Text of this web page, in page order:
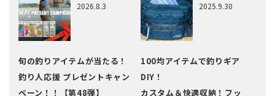
2026.8.3
旬の釣りアイテムが当たる！
釣り人応援 プレゼントキャン
ペーン！！【第48弾】
2025.9.30
100均アイテムで釣りギア
DIY！
カスタム＆快適収納！フッ